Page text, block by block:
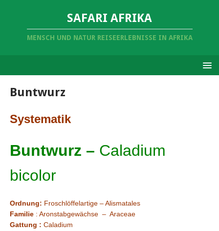
SAFARI AFRIKA
MENSCH UND NATUR REISEERLEBNISSE IN AFRIKA
Buntwurz
Systematik
Buntwurz – Caladium
bicolor
Ordnung: Froschlöffelartige – Alismatales
Familie : Aronstabgewächse – Araceae
Gattung : Caladium